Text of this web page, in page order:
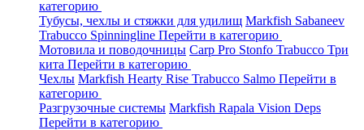
категорию
Тубусы, чехлы и стяжки для удилищ Markfish Sabaneev
Trabucco Spinningline Перейти в категорию
Мотовила и поводочницы Carp Pro Stonfo Trabucco Три
кита Перейти в категорию
Чехлы Markfish Hearty Rise Trabucco Salmo Перейти в
категорию
Разгрузочные системы Markfish Rapala Vision Deps
Перейти в категорию